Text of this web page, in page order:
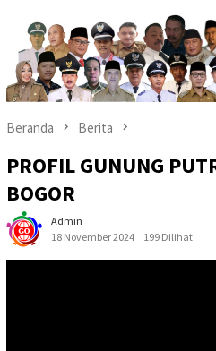
Beranda Berita
PROFIL GUNUNG
BOGOR
Admin
18 November 2024
199 Dilihat